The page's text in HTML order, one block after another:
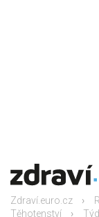
Zdraví.euro.cz
Těhotenství